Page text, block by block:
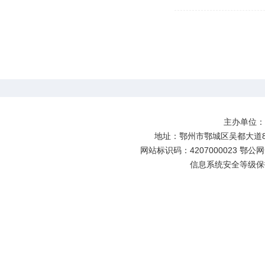
主办单位
地址：鄂州市鄂城区吴都大
网站标识码：4207000023 鄂公
信息系统安全等级